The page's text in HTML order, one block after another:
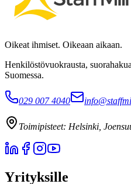
Oikeat ihmiset. Oikeaan aikaan.
Henkilöstövuokrausta,
Suomessa.
029 007 4040
Toimipisteet: Helsinki,
Yrityksille